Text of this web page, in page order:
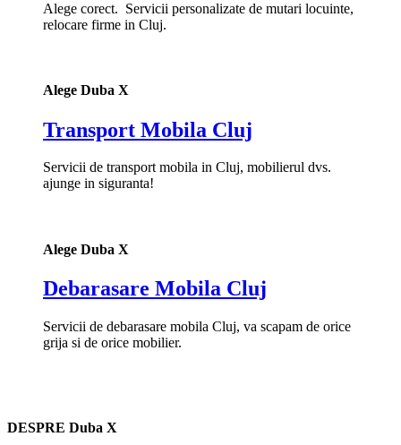
Alege corect. Servicii personalizate de mutari locuinte,
relocare firme in Cluj.
Alege Duba X
Transport Mobila Cluj
Servicii de transport mobila in Cluj, mobilierul dvs.
ajunge in siguranta!
Alege Duba X
Debarasare Mobila Cluj
Servicii de debarasare mobila Cluj, va scapam de orice
grija si de orice mobilier.
DESPRE Duba X